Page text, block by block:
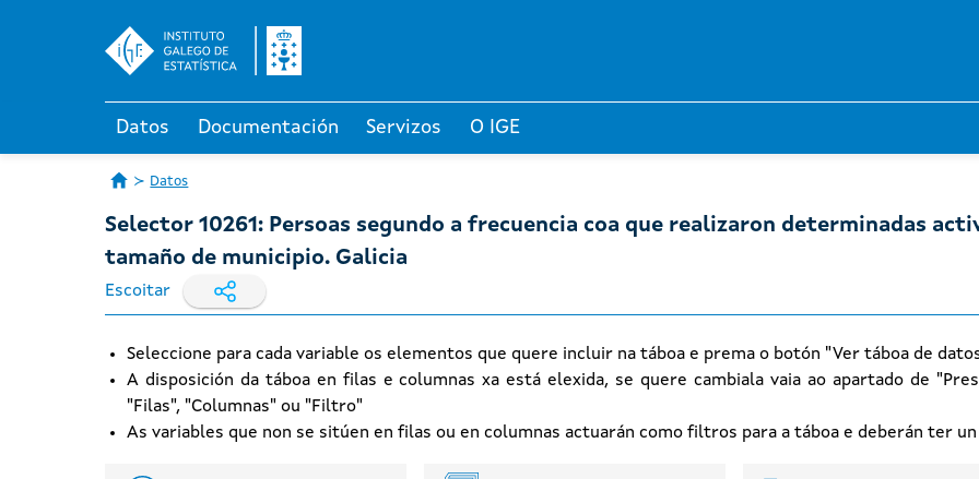
Datos Documentación Servizos O IGE
Datos
Selector 10261: Persoas segundo a frecuencia coa que realizaron determinadas
tamaño de municipio. Galicia
Escoitar
Seleccione para cada variable os elementos que quere incluir na táboa e prema o botón "Ver táboa de
A disposición da táboa en filas e columnas xa está elexida, se quere cambiala vaia ao apartado de
"Filas", "Columnas" ou "Filtro"
As variables que non se sitúen en filas ou en columnas actuarán como filtros para a táboa e deberán ter